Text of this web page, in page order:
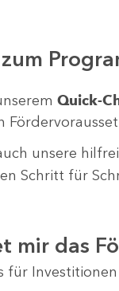
Quick-
unsere
Schritt für
mir das
für